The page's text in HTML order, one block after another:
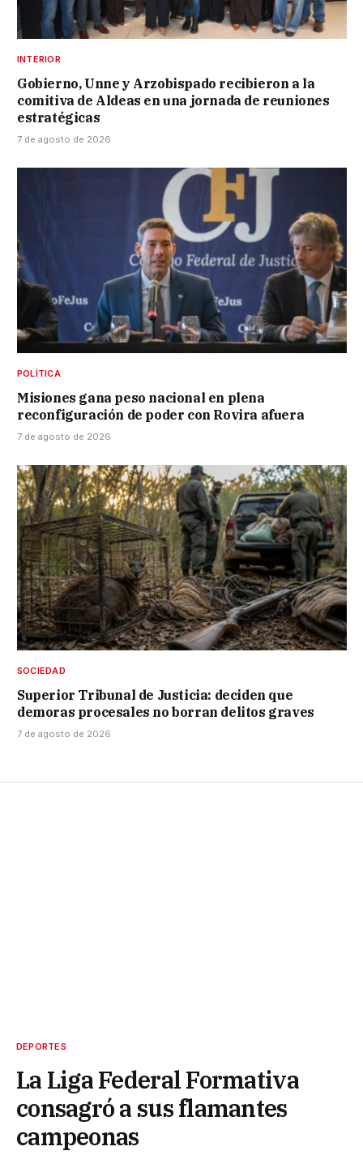
INTERIOR
Gobierno, Unne y Arzobispado recibieron a la
comitiva de Aldeas en una jornada de reuniones
estratégicas
7 de agosto de 2026
POLÍTICA
Misiones gana peso nacional en plena
reconfiguración de poder con Rovira afuera
7 de agosto de 2026
SOCIEDAD
Superior Tribunal de Justicia: deciden que
demoras procesales no borran delitos graves
7 de agosto de 2026
DEPORTES
La Liga Federal Formativa
consagró a sus flamantes
campeonas